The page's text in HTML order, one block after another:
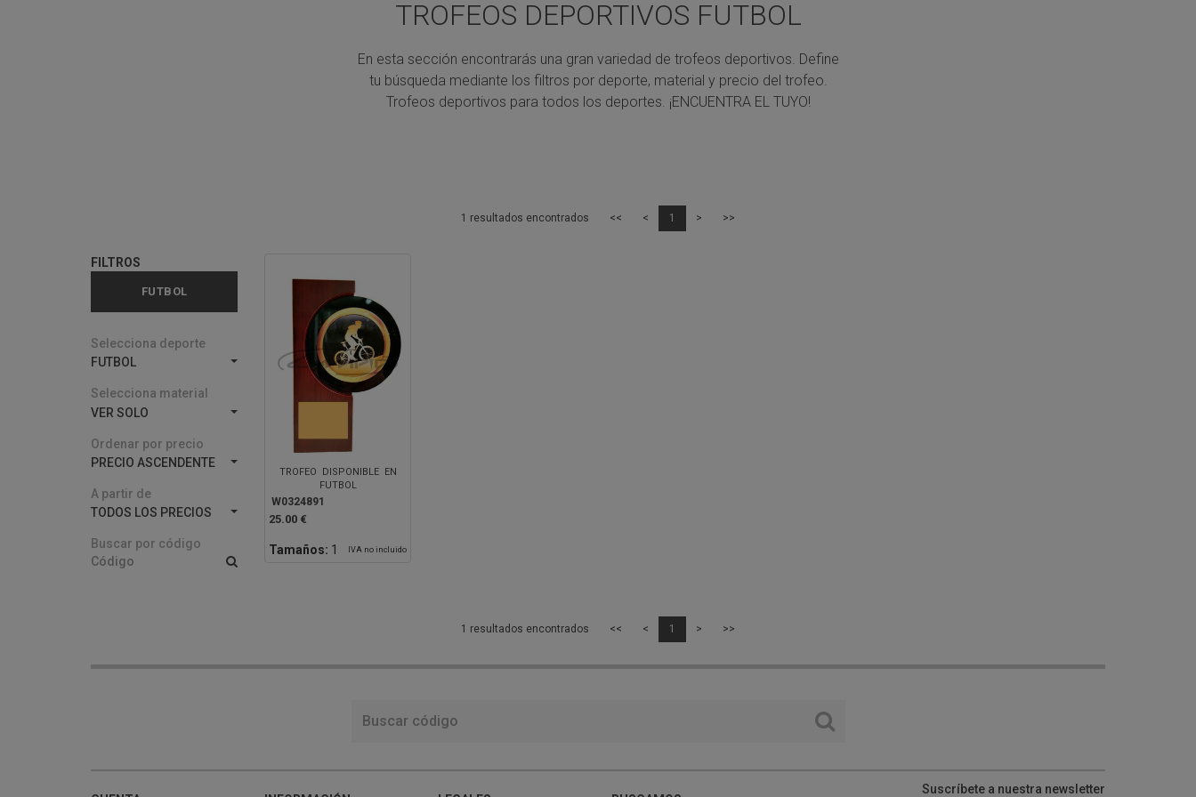
TROFEOS DEPORTIVOS FUTBOL
En esta sección encontrarás una gran variedad de trofeos deportivos. Define
tu búsqueda mediante los filtros por deporte, material y precio del trofeo.
Trofeos deportivos para todos los deportes. ¡ENCUENTRA EL TUYO!
1 resultados encontrados << < 1 > >>
FILTROS
FUTBOL
Selecciona deporte
FUTBOL
Selecciona material
VER SOLO
Ordenar por precio
PRECIO ASCENDENTE
A partir de
TODOS LOS PRECIOS
Buscar por código
TROFEO DISPONIBLE EN
FUTBOL
W0324891
25.00 €
Tamaños: 1 IVA no incluido
1 resultados encontrados << < 1 > >>
Suscríbete a nuestra newsletter